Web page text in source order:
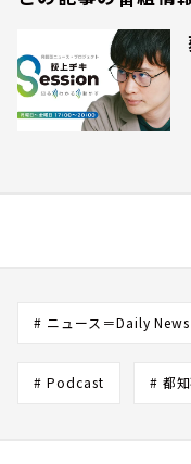
# ニュース＝Daily
# Podcast # 都